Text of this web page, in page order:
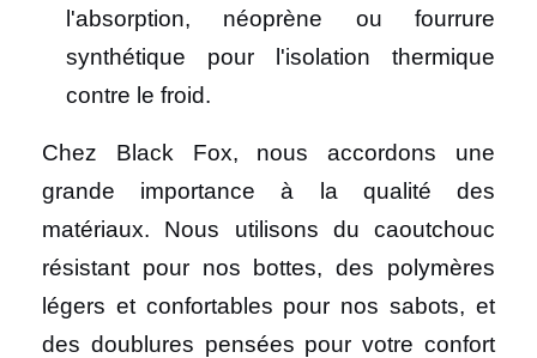
l'absorption, néoprène ou fourrure
synthétique pour l'isolation thermique
contre le froid.
Chez Black Fox, nous accordons une
grande importance à la qualité des
matériaux. Nous utilisons du caoutchouc
résistant pour nos bottes, des polymères
légers et confortables pour nos sabots, et
des doublures pensées pour votre confort